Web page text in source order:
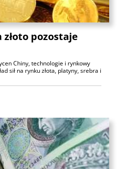
pozostaje
Chiny, technologie i rynkowy
sił na rynku złota, platyny, srebra i